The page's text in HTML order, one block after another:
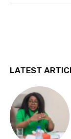
LATEST